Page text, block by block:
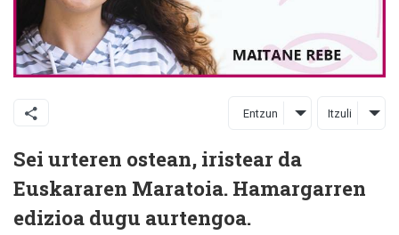
Entzun Itzuli
Sei urteren ostean, iristear da
Euskararen Maratoia. Hamargarren
edizioa dugu aurtengoa.